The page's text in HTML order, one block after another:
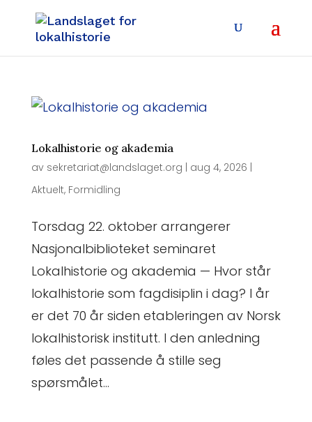
Lokalhistorie og akademia
av sekretariat@landslaget.org aug 4, 2026
Aktuelt, Formidling
Torsdag 22. oktober arrangerer
Nasjonalbiblioteket seminaret
Lokalhistorie og akademia — Hvor står
lokalhistorie som fagdisiplin i dag? I år
er det 70 år siden etableringen av Norsk
lokalhistorisk institutt. I den anledning
føles det passende å stille seg
spørsmålet...